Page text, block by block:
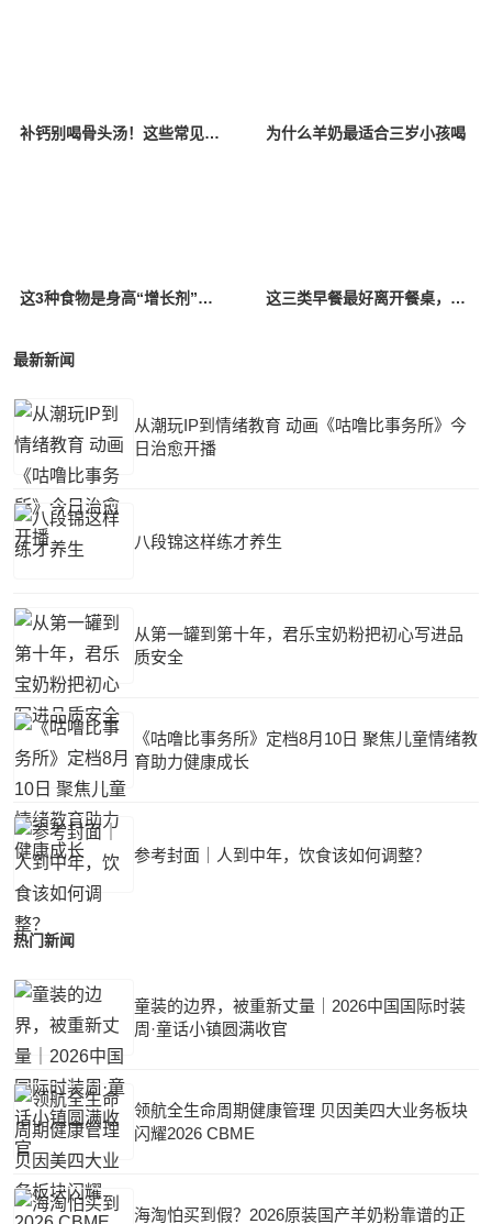
补钙别喝骨头汤！这些常见的补钙误区，你踩雷了多少？ 为什么羊奶最适合三岁小孩喝
这3种食物是身高“增长剂”，有条件的话多给孩子吃 这三类早餐最好离开餐桌，很容易影响孩子的个子和智力发育
最新新闻
从潮玩IP到情绪教育 动画《咕噜比事务所》今
日治愈开播
八段锦这样练才养生
从第一罐到第十年，君乐宝奶粉把初心写进品
质安全
《咕噜比事务所》定档8月10日 聚焦儿童情绪教
育助力健康成长
参考封面｜人到中年，饮食该如何调整？
热门新闻
童装的边界，被重新丈量｜2026中国国际时装
周·童话小镇圆满收官
领航全生命周期健康管理 贝因美四大业务板块
闪耀2026 CBME
海淘怕买到假？2026原装国产羊奶粉靠谱的正